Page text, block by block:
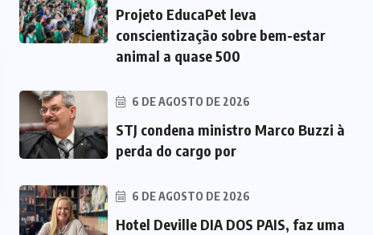
Projeto EducaPet leva
conscientização sobre bem-estar
animal a quase 500
6 DE AGOSTO DE 2026
STJ condena ministro Marco Buzzi à
perda do cargo por
6 DE AGOSTO DE 2026
Hotel Deville DIA DOS PAIS, faz uma